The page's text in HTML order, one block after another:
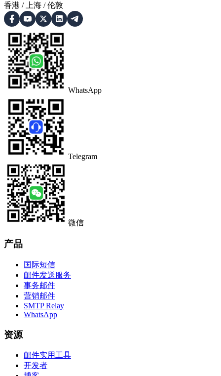
香港 / 上海 /伦敦
WhatsApp
Telegram
微信
产品
国际短信
邮件发送服务
事务邮件
营销邮件
SMTP Relay
WhatsApp
资源
邮件实用工具
开发者